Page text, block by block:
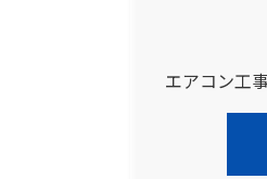
エアコン工